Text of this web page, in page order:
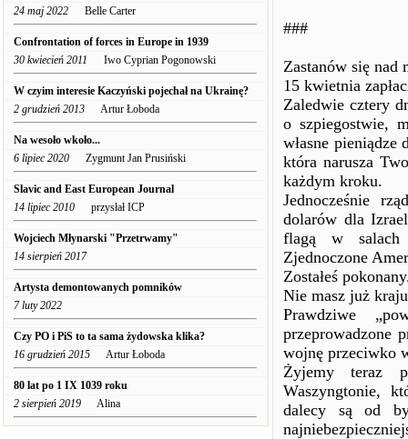
24 maj 2022 Belle Carter
Confrontation of forces in Europe in 1939
30 kwiecień 2011 Iwo Cyprian Pogonowski
W czyim interesie Kaczyński pojechał na Ukrainę?
2 grudzień 2013 Artur Łoboda
Na wesoło wkoło...
6 lipiec 2020 Zygmunt Jan Prusiński
Slavic and East European Journal
14 lipiec 2010 przysłał ICP
Wojciech Młynarski "Przetrwamy"
14 sierpień 2017
Artysta demontowanych pomników
7 luty 2022
Czy PO i PiS to ta sama żydowska klika?
16 grudzień 2015 Artur Łoboda
80 lat po 1 IX 1039 roku
2 sierpień 2019 Alina
###
Zastanów się nad
15 kwietnia
Zaledwie cztery
o szpiegostwie,
własne
która narusza
każdym kroku.
Jednocześnie
dolarów dla
flagą w salach
Zjednoczone
Zostałeś
Nie masz już
Prawdziwe
przeprowadzone
wojnę przeciwko
Żyjemy teraz
Waszyngtonie,
dalecy są od